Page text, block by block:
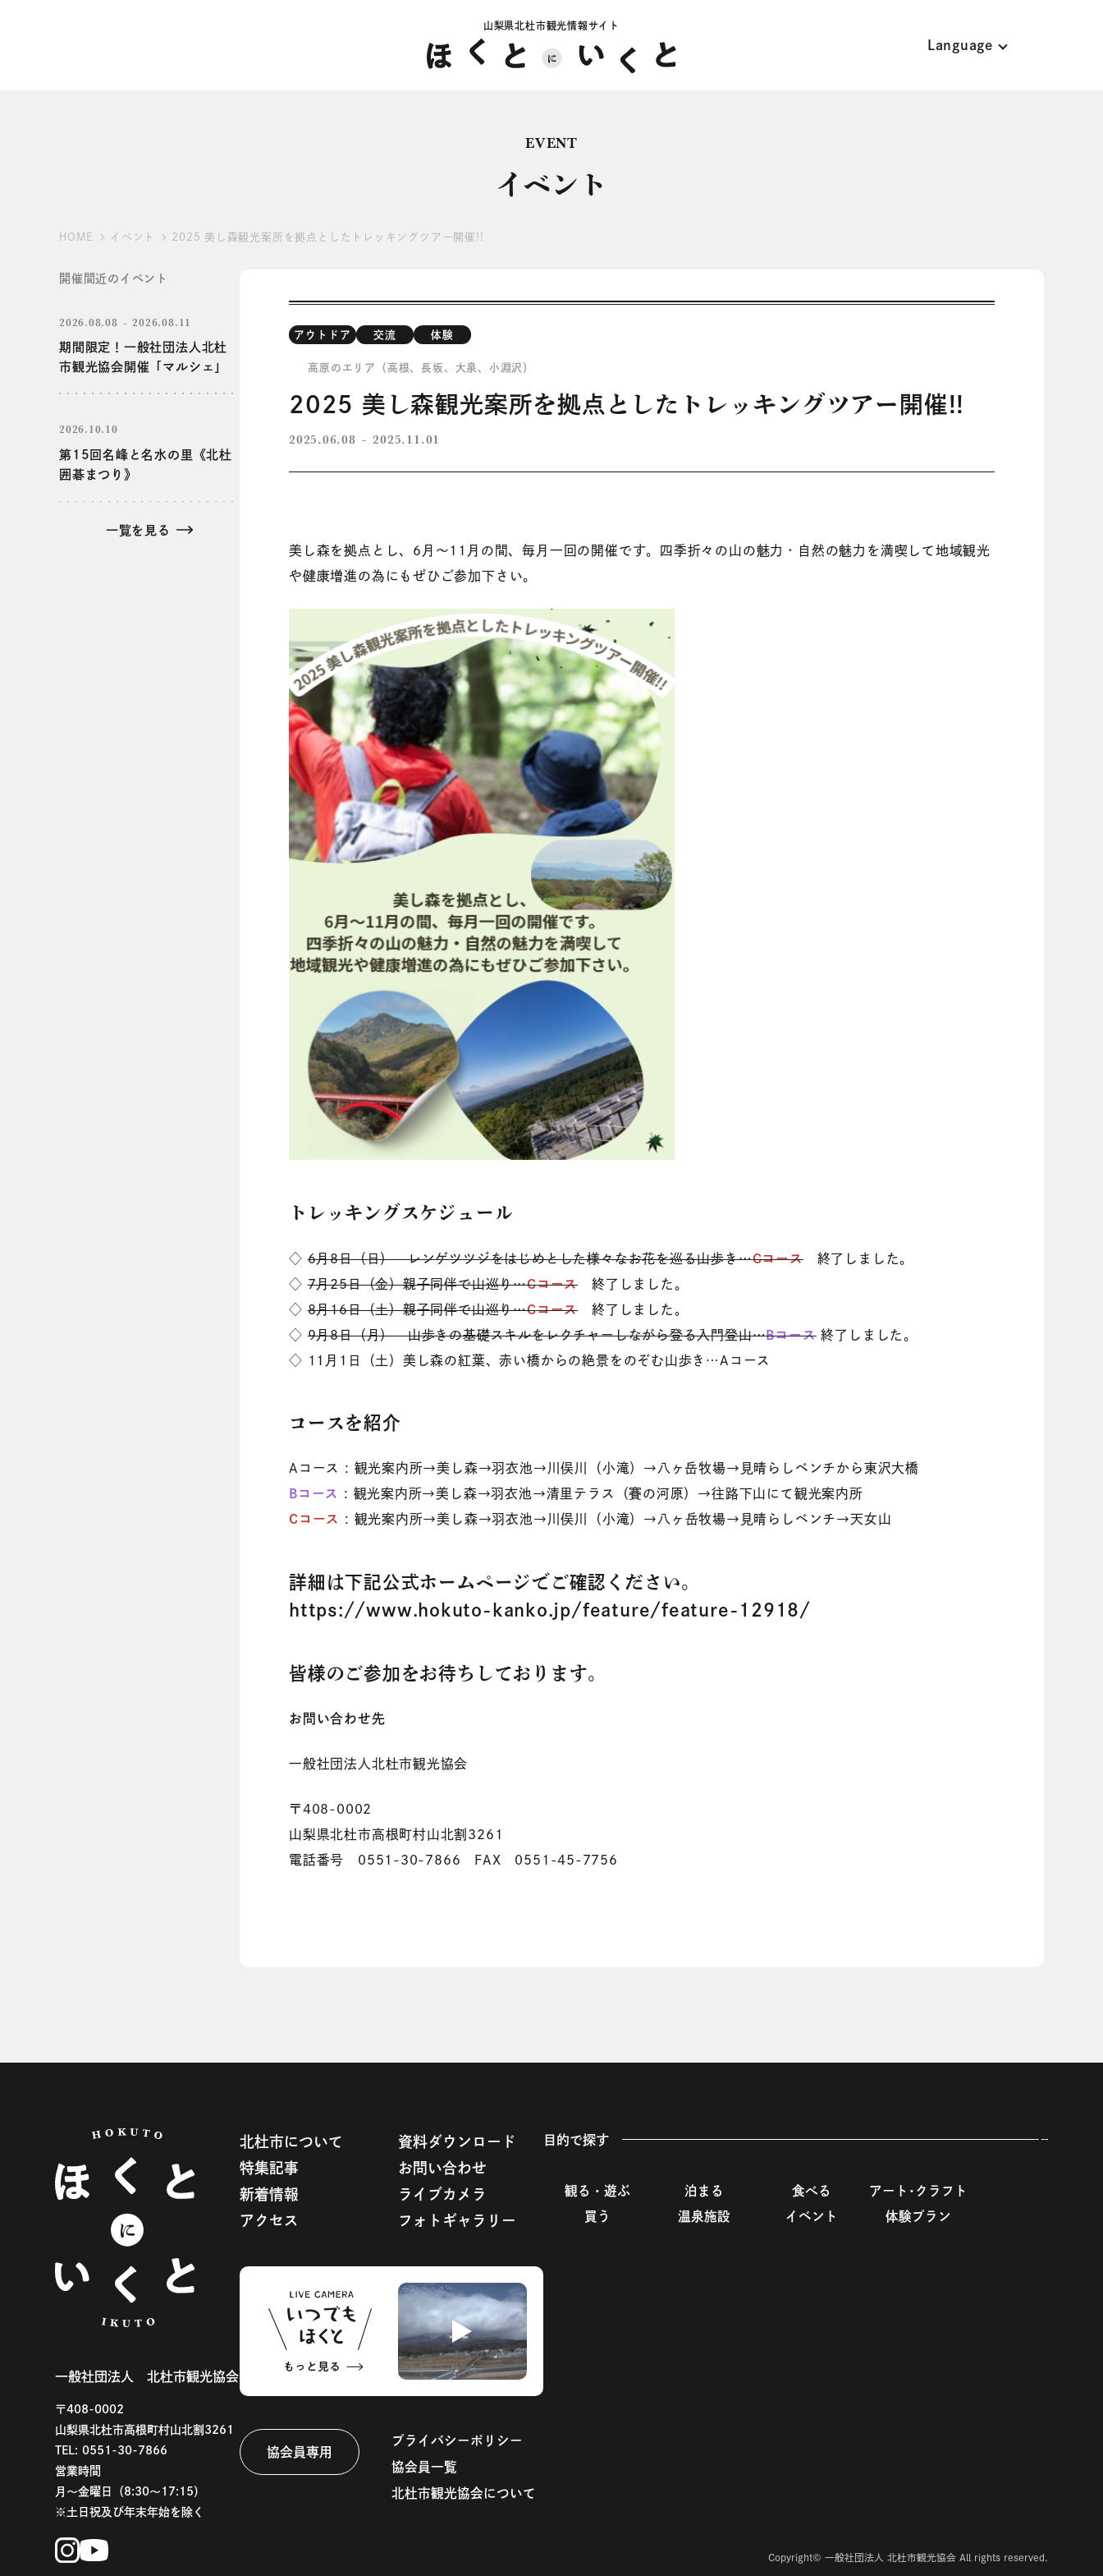
山梨県北杜市観光情報サイト
Language
EVENT
イベント
HOME イベント 2025 美し森観光案所を拠点としたトレッキングツアー開催!!
アウトドア 交流 体験
高原のエリア（高根、長坂、大泉、小淵沢）
2025 美し森観光案所を拠点としたトレッキングツアー開催!!
2025.06.08 2025.11.01
美し森を拠点とし、6月～11月の間、毎月一回の開催です。四季折々の山の魅力・自然の魅力を満喫して地域観光
や健康増進の為にもぜひご参加下さい。
トレッキングスケジュール
◇6月8日（日） レンゲツツジをはじめとした様々なお花を巡る山歩き…Cコース終了しました。
◇7月25日（金）親子同伴で山巡り…Cコース終了しました。
◇8月16日（土）親子同伴で山巡り…Cコース終了しました。
◇9月8日（月） 山歩きの基礎スキルをレクチャーしながら登る入門登山…Bコース終了しました。
◇ 11月1日（土）美し森の紅葉、赤い橋からの絶景をのぞむ山歩き…Aコース
コースを紹介
Aコース : 観光案内所→美し森→羽衣池→川俣川（小滝）→八ヶ岳牧場→見晴らしベンチから東沢大橋
Bコース
: 観光案内所→美し森→羽衣池→清里テラス（賽の河原）→往路下山にて観光案内所
Cコース
: 観光案内所→美し森→羽衣池→川俣川（小滝）→八ヶ岳牧場→見晴らしベンチ→天女山
詳細は下記公式ホームページでご確認ください。
https://www.hokuto-kanko.jp/feature/feature-12918/
皆様のご参加をお待ちしております。
お問い合わせ先
一般社団法人北杜市観光協会
〒408-0002
山梨県北杜市高根町村山北割3261
電話番号 0551-30-7866 FAX 0551-45-7756
開催間近のイベント
2026.08.08 2026.08.11
期間限定！一般社団法人北杜
市観光協会開催「マルシェ」
2026.10.10
第15回名峰と名水の里《北杜
囲碁まつり》
一覧を見る
To Top
一般社団法人 北杜市観光協会
〒408-0002
山梨県北杜市高根町村山北割3261
TEL:0551-30-7866
営業時間
月〜金曜日（8:30〜17:15）
※土日祝及び年末年始を除く
北杜市について
資料ダウンロード
特集記事
お問い合わせ
新着情報
ライブカメラ
アクセス
フォトギャラリー
協会員専用
プライバシーポリシー
協会員一覧
北杜市観光協会について
目的で探す
観る・遊ぶ 泊まる 食べる
アート･クラフト
買う
温泉施設 イベント 体験プラン
Copyright© 一般社団法人 北杜市観光協会 All rights reserved.